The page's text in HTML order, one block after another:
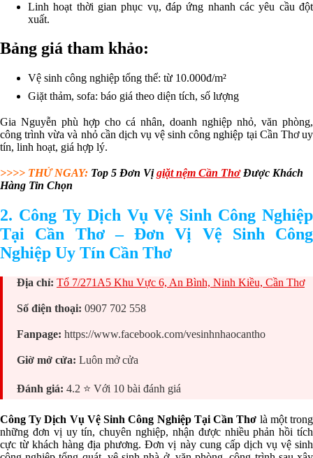
Linh hoạt thời gian phục vụ, đáp ứng nhanh các yêu cầu đột
xuất.
Bảng giá tham khảo:
Vệ sinh công nghiệp tổng thể: từ 10.000đ/m²
Giặt thảm, sofa: báo giá theo diện tích, số lượng
Gia Nguyễn phù hợp cho cá nhân, doanh nghiệp nhỏ, văn phòng,
công trình vừa và nhỏ cần dịch vụ vệ sinh công nghiệp tại Cần Thơ uy
tín, linh hoạt, giá hợp lý.
>>>> THỬ NGAY: Top 5 Đơn Vịgiặt nệm Cần Thơ Được Khách
Hàng Tin Chọn
2. Công Ty Dịch Vụ Vệ Sinh Công Nghiệp
Tại Cần Thơ – Đơn Vị Vệ Sinh Công
Nghiệp Uy Tín Cần Thơ
Địa chỉ: Tổ 7/271A5 Khu Vực 6, An Bình, Ninh Kiều, Cần Thơ
Số điện thoại: 0907 702 558
Fanpage: https://www.facebook.com/vesinhnhaocantho
Giờ mở cửa: Luôn mở cửa
Đánh giá: 4.2 ⭐ Với 10 bài đánh giá
Công Ty Dịch Vụ Vệ Sinh Công Nghiệp Tại Cần Thơ là một trong
những đơn vị uy tín, chuyên nghiệp, nhận được nhiều phản hồi tích
cực từ khách hàng địa phương. Đơn vị này cung cấp dịch vụ vệ sinh